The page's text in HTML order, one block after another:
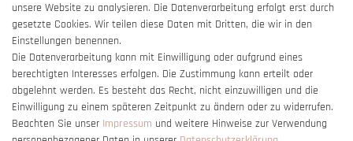
Vertrag widerrufen
unsere Website zu analysieren. Die Datenverarbeitung erfolgt erst durch
gesetzte Cookies. Wir teilen diese Daten mit Dritten, die wir in den
Einstellungen benennen.
Die Datenverarbeitung kann mit Einwilligung oder aufgrund eines
berechtigten Interesses erfolgen. Die Zustimmung kann erteilt oder
abgelehnt werden. Es besteht das Recht, nicht einzuwilligen und die
Einwilligung zu einem späteren Zeitpunkt zu ändern oder zu widerrufen.
Beachten Sie unser Impressum und weitere Hinweise zur Verwendung